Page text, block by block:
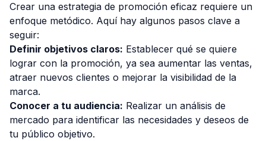
Crear una estrategia de promoción eficaz requiere un
enfoque metódico. Aquí hay algunos pasos clave a
seguir:
Definir objetivos claros: Establecer qué se quiere
lograr con la promoción, ya sea aumentar las ventas,
atraer nuevos clientes o mejorar la visibilidad de la
marca.
Conocer a tu audiencia: Realizar un análisis de
mercado para identificar las necesidades y deseos de
tu público objetivo.